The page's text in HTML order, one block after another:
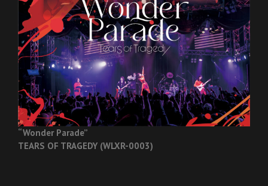
“Wonder Parade”
TEARS OF TRAGEDY (WLXR-0003)